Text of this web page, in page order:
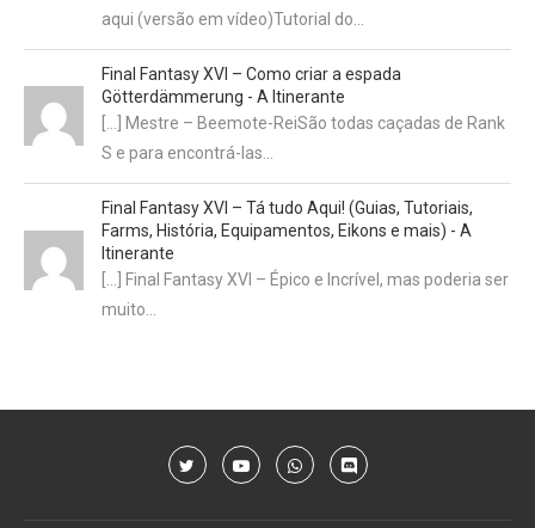
aqui (versão em vídeo)Tutorial do…
Final Fantasy XVI – Como criar a espada
Götterdämmerung - A Itinerante
[…] Mestre – Beemote-ReiSão todas caçadas de Rank
S e para encontrá-las…
Final Fantasy XVI – Tá tudo Aqui! (Guias, Tutoriais,
Farms, História, Equipamentos, Eikons e mais) - A
Itinerante
[…] Final Fantasy XVI – Épico e Incrível, mas poderia ser
muito…